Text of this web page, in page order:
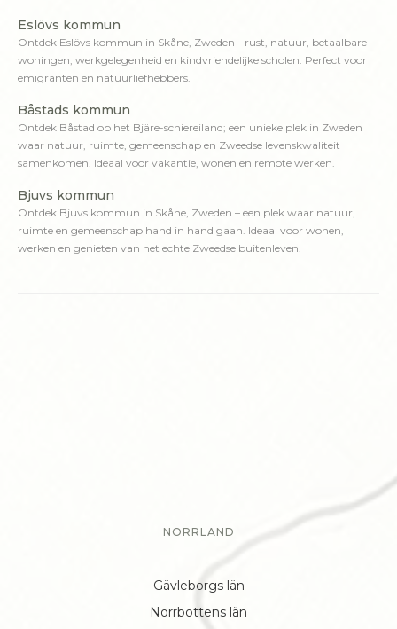
Eslövs kommun
Ontdek Eslövs kommun in Skåne, Zweden - rust, natuur, betaalbare
woningen, werkgelegenheid en kindvriendelijke scholen. Perfect voor
emigranten en natuurliefhebbers.
Båstads kommun
Ontdek Båstad op het Bjäre-schiereiland; een unieke plek in Zweden
waar natuur, ruimte, gemeenschap en Zweedse levenskwaliteit
samenkomen. Ideaal voor vakantie, wonen en remote werken.
Bjuvs kommun
Ontdek Bjuvs kommun in Skåne, Zweden – een plek waar natuur,
ruimte en gemeenschap hand in hand gaan. Ideaal voor wonen,
werken en genieten van het echte Zweedse buitenleven.
NORRLAND
Gävleborgs län
Norrbottens län